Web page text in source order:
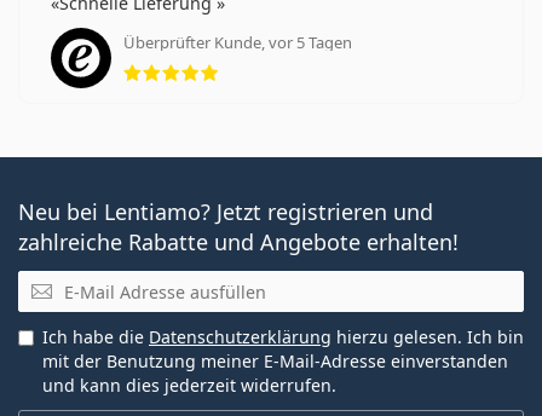
Überprüfter Kunde, vor 5 Tagen
Bewertung 5 aus 5
Neu bei Lentiamo? Jetzt registrieren und
zahlreiche Rabatte und Angebote erhalten!
E-Mail
Ich habe die Datenschutzerklärung hierzu gelesen. Ich bin
mit der Benutzung meiner E-Mail-Adresse einverstanden
und kann dies jederzeit widerrufen.